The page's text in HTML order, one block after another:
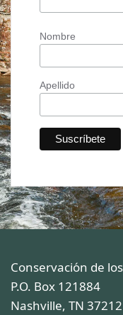
Nombre
Apellido
Conservación de
P.O. Box 121884
Nashville, TN 37212